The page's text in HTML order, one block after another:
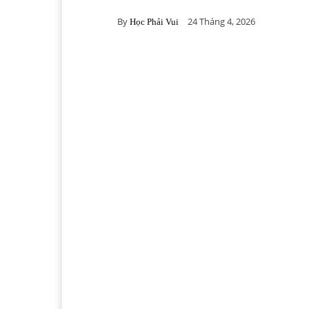
By Học Phải Vui 24 Tháng 4, 2026